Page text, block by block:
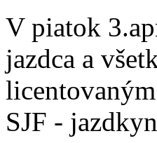
V piatok
jazdca a
SJF -